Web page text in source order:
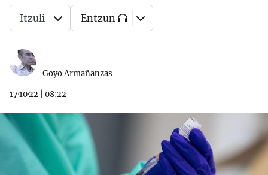
Goyo Armañanzas
17·10·22 08:22
Itzuli Entzun